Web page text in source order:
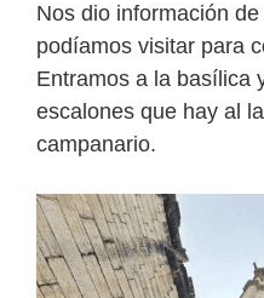
Nos dio información
podíamos visitar para
Entramos a la basílica
escalones que hay al
campanario.